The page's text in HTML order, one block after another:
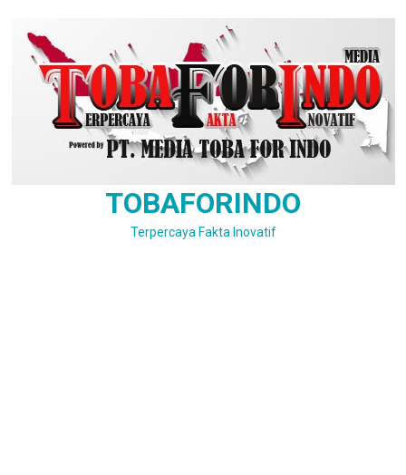
content
TOBAFORINDO
Terpercaya Fakta Inovatif